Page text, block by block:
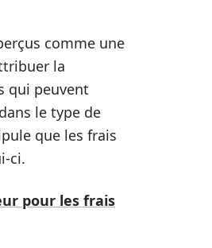
comme une
la
qui peuvent
le type de
que les frais
ci.
pour les frais